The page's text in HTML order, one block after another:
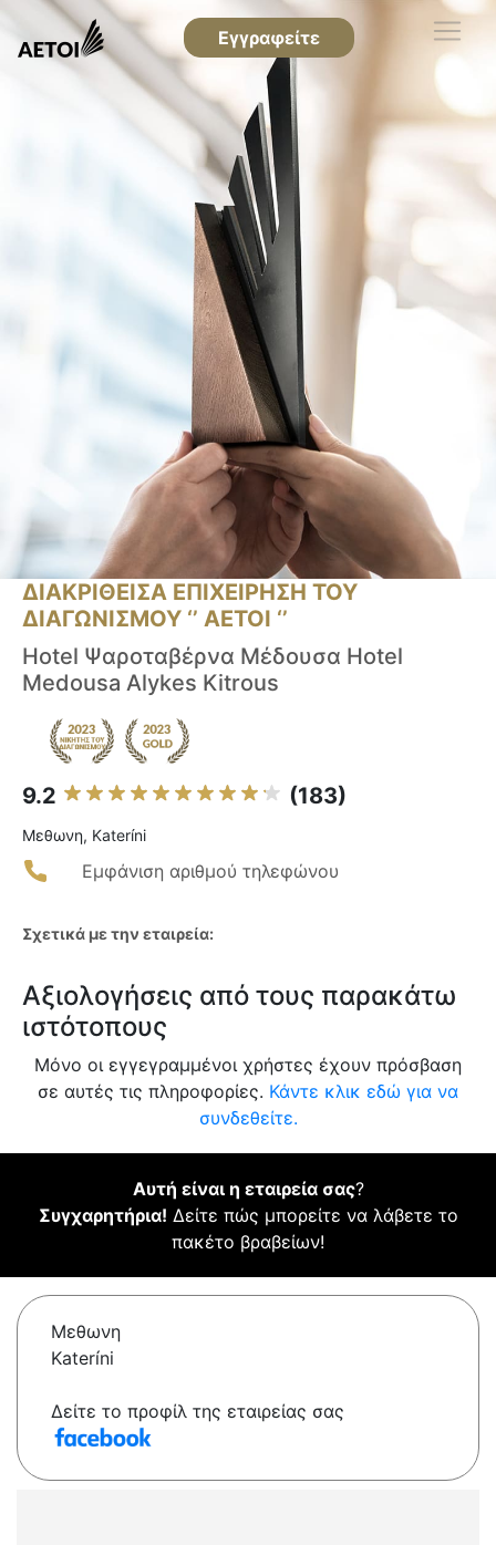
Εγγραφείτε
ΔΙΑΚΡΙΘΕΙΣΑ ΕΠΙΧΕΙΡΗΣΗ ΤΟΥ
ΔΙΑΓΩΝΙΣΜΟΥ ‘’ ΑΕΤΟΙ ‘’
Hotel Ψαροταβέρνα Μέδουσα Hotel
Medousa Alykes Kitrous
9.2 (183)
Μεθωνη, Kateríni
Εμφάνιση αριθμού τηλεφώνου
Σχετικά με την εταιρεία:
Αξιολογήσεις από τους παρακάτω
ιστότοπους
Μόνο οι εγγεγραμμένοι χρήστες έχουν πρόσβαση
σε αυτές τις πληροφορίες. Κάντε κλικ εδώ για να
συνδεθείτε.
Αυτή είναι η εταιρεία σας?
Συγχαρητήρια! Δείτε πώς μπορείτε να λάβετε το
πακέτο βραβείων!
Μεθωνη
Kateríni
Δείτε το προφίλ της εταιρείας σας